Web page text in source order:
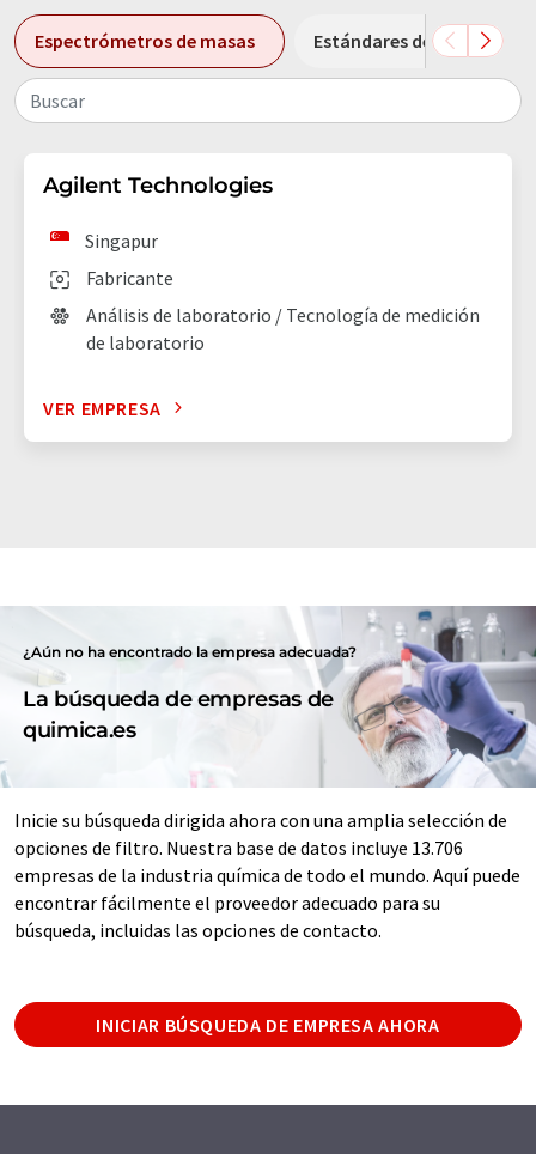
Espectrómetros de masas Estándares de referencia
Buscar
Agilent Technologies
Fabricante
Singapur
Análisis de laboratorio / Tecnología de medición
de laboratorio
VER EMPRESA
¿Aún no ha encontrado la empresa adecuada?
La búsqueda de empresas de
quimica.es
Inicie su búsqueda dirigida ahora con una amplia selección de
opciones de filtro. Nuestra base de datos incluye 13.706
empresas de la industria química de todo el mundo. Aquí puede
encontrar fácilmente el proveedor adecuado para su
búsqueda, incluidas las opciones de contacto.
INICIAR BÚSQUEDA DE EMPRESA AHORA